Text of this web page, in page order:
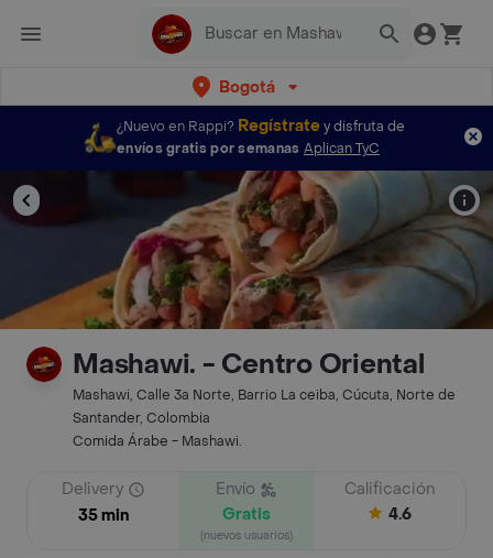
Bogotá
¿Nuevo en Rappi? Regístratey disfruta de
envíos gratis por semanas Aplican TyC
Mashawi. - Centro Oriental
Mashawi, Calle 3a Norte, Barrio La ceiba, Cúcuta, Norte de
Santander, Colombia
Comida Árabe - Mashawi.
Delivery
35 min
Envío
Gratis
(nuevos usuarios)
Calificación
4.6